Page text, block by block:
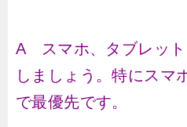
A スマホ、タブレット
しましょう。特にスマ
で最優先です。